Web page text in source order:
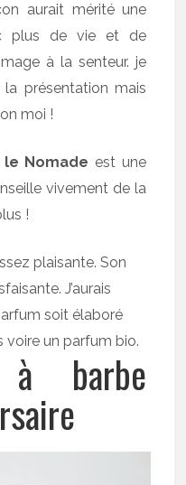
aurait mérité une
plus de vie et de
à la senteur. je
présentation mais
moi !
Nomade est une
vivement de la
!
plaisante. Son
J’aurais
soit élaboré
voire un parfum bio.
barbe